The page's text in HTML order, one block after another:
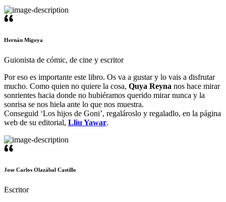
Hernán Migoya
Guionista de cómic, de cine y escritor
Por eso es importante este libro. Os va a gustar y lo vais a disfrutar
mucho. Como quien no quiere la cosa, Quya Reyna nos hace mirar
sonrientes hacia donde no hubiéramos querido mirar nunca y la
sonrisa se nos hiela ante lo que nos muestra.
Conseguid ‘Los hijos de Goni’, regalároslo y regaladlo, en la página
web de su editorial, Lliu Yawar.
Jose Carlos Olazábal Castillo
Escritor